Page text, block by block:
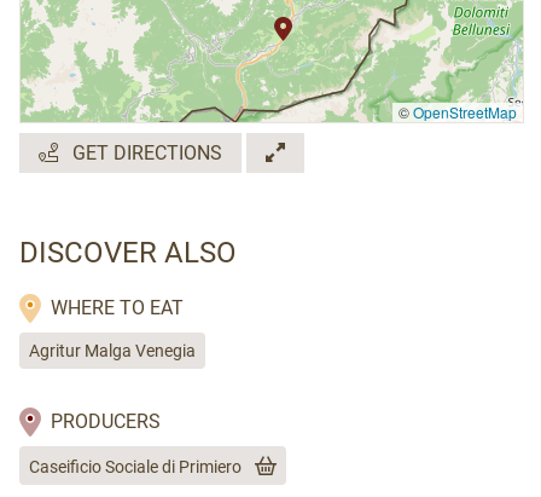
©OpenStreetMap
GET DIRECTIONS
DISCOVER ALSO
WHERE TO EAT
Agritur Malga Venegia
PRODUCERS
Caseificio Sociale di Primiero